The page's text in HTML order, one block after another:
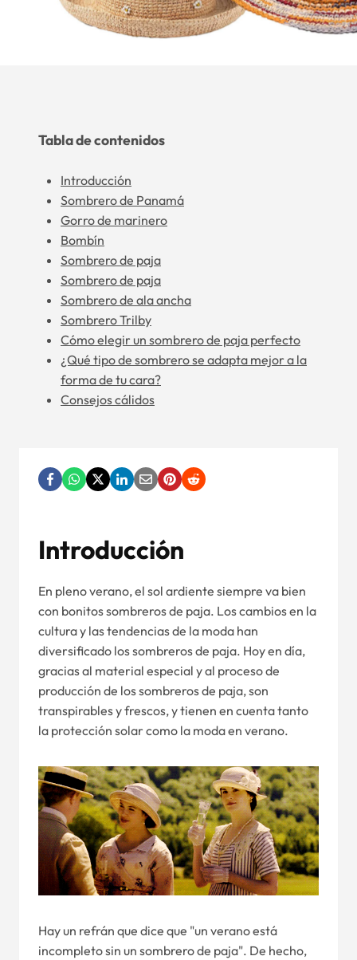
Tabla de contenidos
Introducción
Sombrero de Panamá
Gorro de marinero
Bombín
Sombrero de paja
Sombrero de paja
Sombrero de ala ancha
Sombrero Trilby
Cómo elegir un sombrero de paja perfecto
¿Qué tipo de sombrero se adapta mejor a la
forma de tu cara?
Consejos cálidos
Introducción
En pleno verano, el sol ardiente siempre va bien
con bonitos sombreros de paja. Los cambios en la
cultura y las tendencias de la moda han
diversificado los sombreros de paja. Hoy en día,
gracias al material especial y al proceso de
producción de los sombreros de paja, son
transpirables y frescos, y tienen en cuenta tanto
la protección solar como la moda en verano.
Hay un refrán que dice que "un verano está
incompleto sin un sombrero de paja". De hecho,